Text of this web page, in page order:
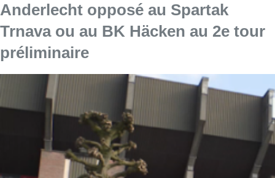
Anderlecht opposé au Spartak
Trnava ou au BK Häcken au 2e tour
préliminaire